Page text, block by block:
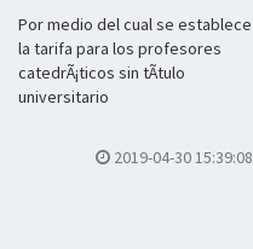
Por medio del cual se establece
la tarifa para los profesores
catedrÃ¡ticos sin tÃ­tulo
universitario
2019-04-30 15:39:08